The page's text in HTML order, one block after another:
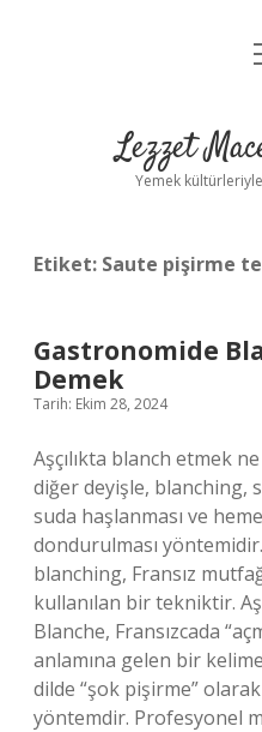
Lezzet
Yemek
Etiket: Saute pişirme
Gastronomide
Demek
Tarih: Ekim 28, 2024
Aşçılıkta blanch etmek
diğer deyişle, blanching,
suda haşlanması ve
dondurulması
blanching, Fransız
kullanılan bir tekniktir.
Blanche, Fransızcada
anlamına gelen bir
dilde “şok pişirme”
yöntemdir. Profesyonel